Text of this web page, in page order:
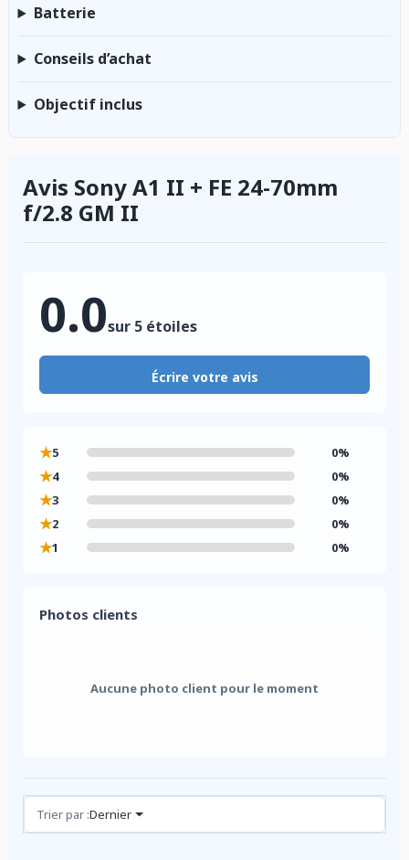
Batterie
Conseils d’achat
Objectif inclus
Avis Sony A1 II + FE 24-70mm
f/2.8 GM II
0.0sur 5 étoiles
Écrire votre avis
★5 0%
★4 0%
★3 0%
★2 0%
★1 0%
Photos clients
Aucune photo client pour le moment
Avis (0)
Trier par :Dernier